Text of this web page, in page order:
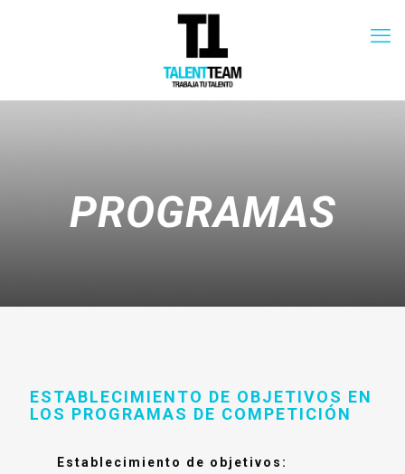
PROGRAMAS
ESTABLECIMIENTO DE OBJETIVOS EN
LOS PROGRAMAS DE COMPETICIÓN
Establecimiento de objetivos: